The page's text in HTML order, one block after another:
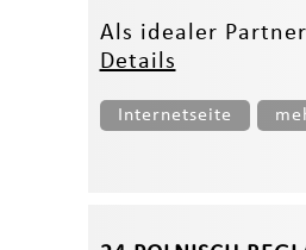
Als idealer
Details
Internetseite